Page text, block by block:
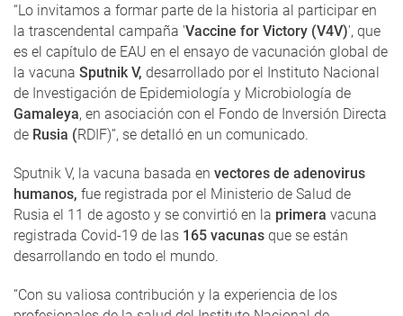
“Lo invitamos a formar parte de la historia al participar en
la trascendental campaña 'Vaccine for Victory (V4V)', que
es el capítulo de EAU en el ensayo de vacunación global de
la vacuna Sputnik V, desarrollado por el Instituto Nacional
de Investigación de Epidemiología y Microbiología de
Gamaleya, en asociación con el Fondo de Inversión Directa
de Rusia (RDIF)”, se detalló en un comunicado.
Sputnik V, la vacuna basada en vectores de adenovirus
humanos, fue registrada por el Ministerio de Salud de
Rusia el 11 de agosto y se convirtió en la primera vacuna
registrada Covid-19 de las 165 vacunas que se están
desarrollando en todo el mundo.
“Con su valiosa contribución y la experiencia de los